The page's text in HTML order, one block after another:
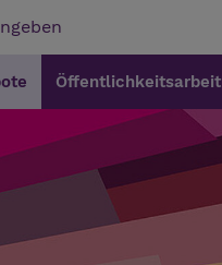
Öffentlichkeitsarbeit